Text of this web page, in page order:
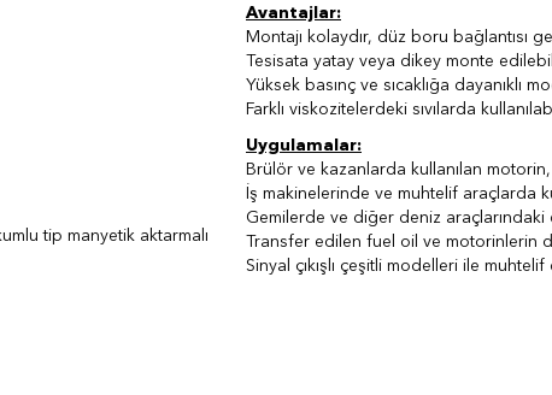
tip manyetik aktarmalı
Avantajlar:
Montajı kolaydır, düz boru bağlantısı
Tesisata yatay veya dikey monte
Yüksek basınç ve sıcaklığa dayanıklı
Farklı viskozitelerdeki sıvılarda
Uygulamalar:
Brülör ve kazanlarda kullanılan
İş makinelerinde ve muhtelif araçlarda
Gemilerde ve diğer deniz araçlarındaki
Transfer edilen fuel oil ve motorinlerin
Sinyal çıkışlı çeşitli modelleri ile